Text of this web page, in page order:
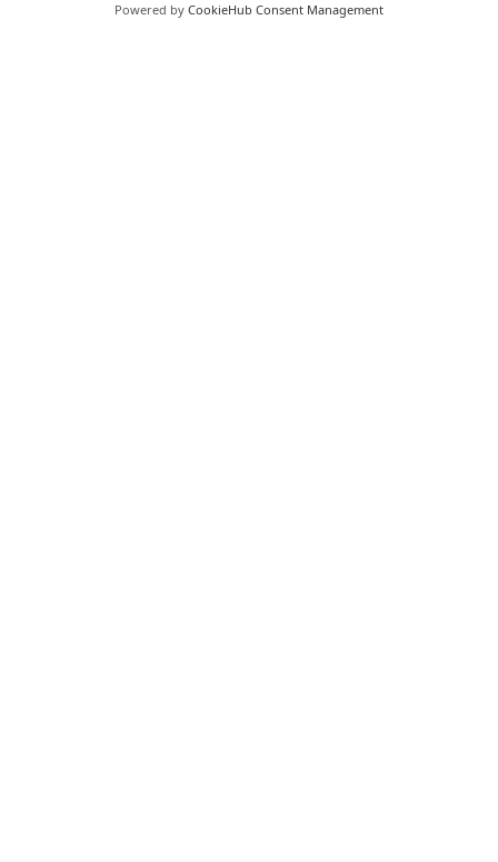
Powered by CookieHub Consent Management